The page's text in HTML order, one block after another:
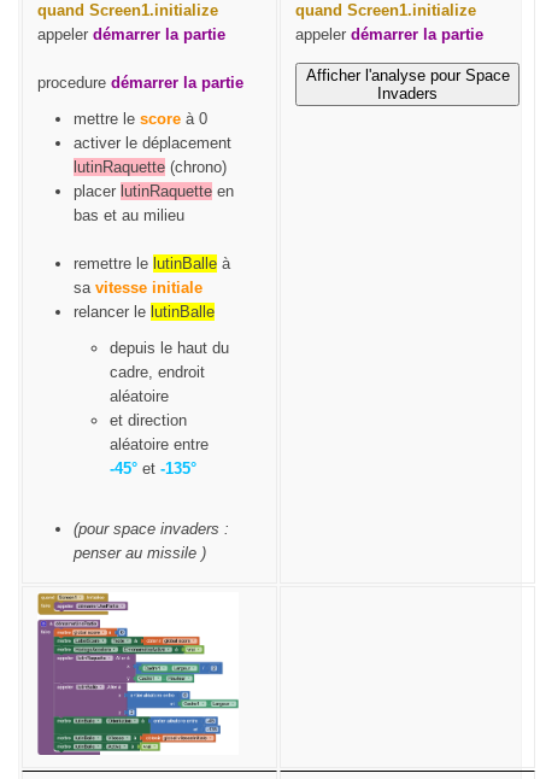
quand Screen1.initialize
appeler démarrer la partie
procedure démarrer la partie
mettre le score à 0
activer le déplacement
lutinRaquette (chrono)
placer lutinRaquette en
bas et au milieu
remettre le lutinBalle à
sa vitesse initiale
relancer le lutinBalle
depuis le haut du
cadre, endroit
aléatoire
et direction
aléatoire entre
-45° et -135°
(pour space invaders :
penser au missile )
quand Screen1.initialize
appeler démarrer la partie
Afficher l'analyse pour Space
Invaders